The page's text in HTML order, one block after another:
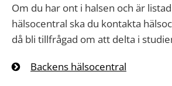
Om du har ont i halsen och är
hälsocentral ska du kontakta
då bli tillfrågad om att delta i
Backens hälsocentral